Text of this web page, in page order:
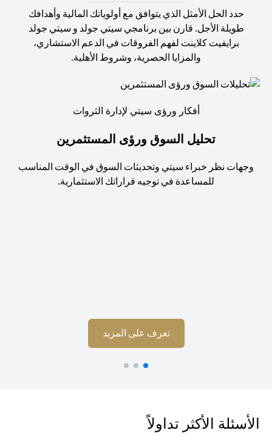
حدد الحل الأمثل الذي يتوافق مع أولوياتك المالية وأهدافك
طويلة الأجل. قارن بين برنامجي سيتي جولد و سيتي جولد
برايفيت كلاينت لفهم الفروقات في الدعم الاستشاري،
والمزايا الحصرية، وشروط الأهلية.
أفكار ورؤى سيتي لإدارة الثروات
تحليل السوق ورؤى المستثمرين
نظر خبراء سيتي وتحديثات السوق في الوقت المناسب
للمساعدة في توجيه قراراتك الاستثمارية.
تعرف على المزيدopens in a new tab
الأكثر تداولاً